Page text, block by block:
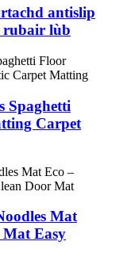
antislip
rubair lùb
Spaghetti
Carpet
Mat
Easy